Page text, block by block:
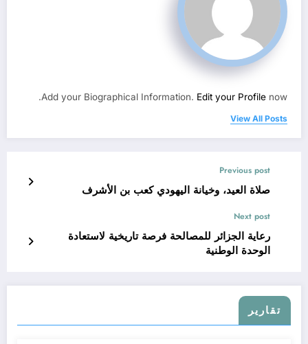
Add your Biographical Information. Edit your Profile now.
View All Posts
Previous post
صلاة العيد، وخيانة اليهودي كعب بن الأشرف
Next post
رعاية الجزائر للمصالحة فرصة تاريخية لاستعادة
الوحدة الوطنية
تقارير